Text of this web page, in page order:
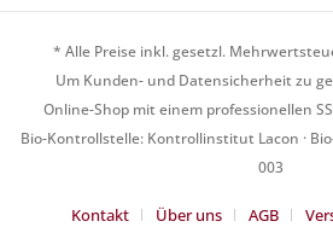
* Alle Preise inkl. gesetzl.
Um Kunden- und Datensicherheit zu
Online-Shop mit einem professionellen
Bio-Kontrollstelle: Kontrollinstitut Lacon ·
003
Kontakt Über uns AGB